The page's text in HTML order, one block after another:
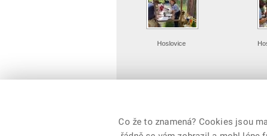
Hoslovice
Co že to znamená? Cookies jsou